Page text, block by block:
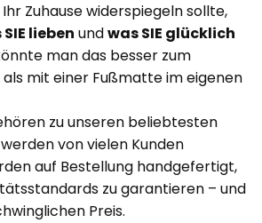
Zuhause widerspiegeln sollte,
lieben undwas SIE glücklich
man das besser zum
mit einer Fußmatte im eigenen
zu unseren beliebtesten
von vielen Kunden
auf Bestellung handgefertigt,
zu garantieren – und
Preis.